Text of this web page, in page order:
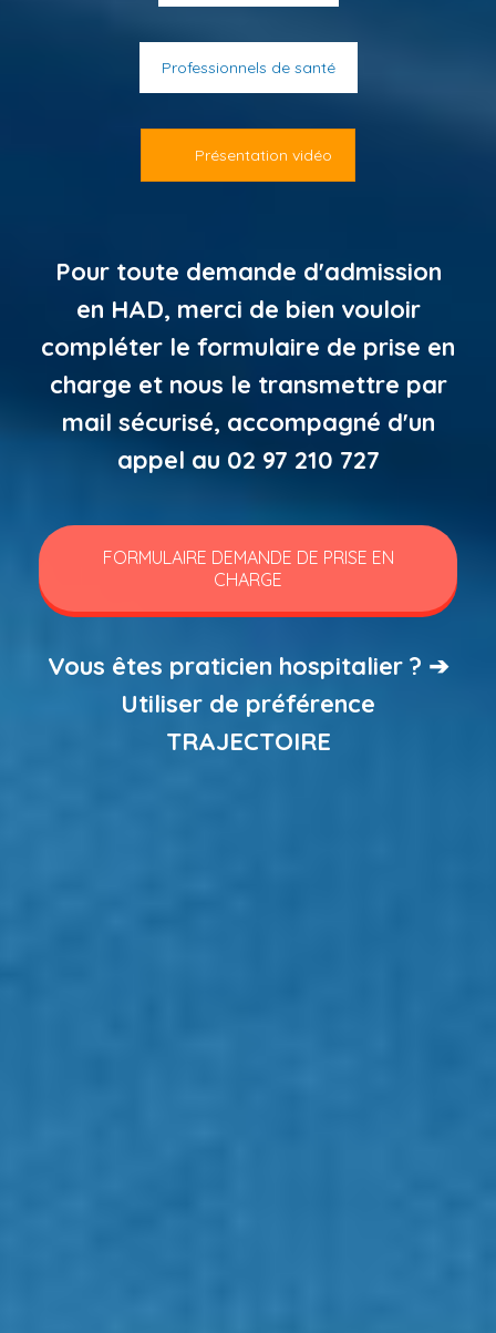
Professionnels de santé
Présentation vidéo
Pour toute demande d'admission
en HAD, merci de bien vouloir
compléter le formulaire de prise en
charge et nous le transmettre par
mail sécurisé, accompagné d'un
appel au 02 97 210 727
FORMULAIRE DEMANDE DE PRISE EN
CHARGE
Vous êtes praticien hospitalier ? ➔
Utiliser de préférence
TRAJECTOIRE